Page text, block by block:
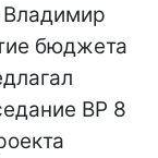
бюджета
ВР 8